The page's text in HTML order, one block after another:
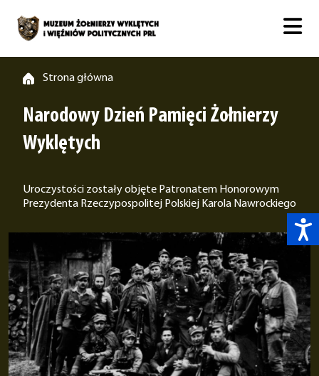
Strona główna
Narodowy Dzień Pamięci Żołnierzy
Wyklętych
Uroczystości zostały objęte Patronatem Honorowym
Prezydenta Rzeczypospolitej Polskiej Karola Nawrockiego